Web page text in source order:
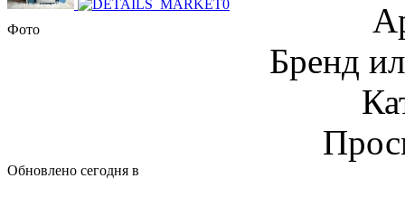
Фото
Бренд
Обновлено сегодня в